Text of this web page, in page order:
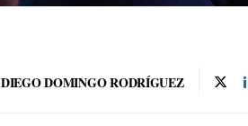
DIEGO DOMINGO RODRÍGUEZ